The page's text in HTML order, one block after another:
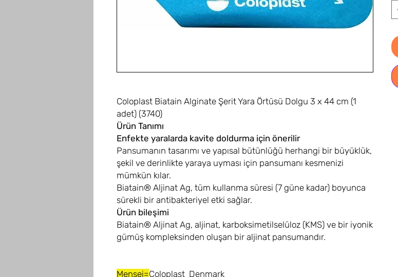
Coloplast Biatain Alginate Şerit Yara Örtüsü Dolgu 3 x 44 cm (1
adet) (3740)
Ürün Tanımı
Enfekte yaralarda kavite doldurma için önerilir
Pansumanın tasarımı ve yapısal bütünlüğü herhangi bir büyüklük,
şekil ve derinlikte yaraya uyması için pansumanı kesmenizi
mümkün kılar.
Biatain® Aljinat Ag, tüm kullanma süresi (7 güne kadar) boyunca
sürekli bir antibakteriyel etki sağlar.
Ürün bileşimi
Biatain® Aljinat Ag, aljinat, karboksimetilselüloz (KMS) ve bir iyonik
gümüş kompleksinden oluşan bir aljinat pansumandır.
Menşei=Coloplast Denmark